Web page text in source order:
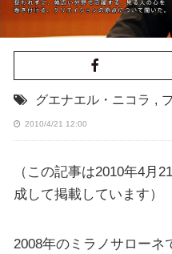
グエナエル・ニコラ ,
2010/4/21 12:00
（この記事は2010年4月
成して掲載しています）
2008年のミラノサローネ